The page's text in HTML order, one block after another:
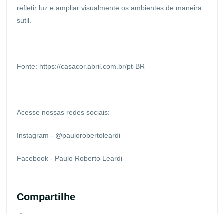
refletir luz e ampliar visualmente os ambientes de maneira
sutil.
Fonte: https://casacor.abril.com.br/pt-BR
Acesse nossas redes sociais:
Instagram - @paulorobertoleardi
Facebook - Paulo Roberto Leardi
Compartilhe